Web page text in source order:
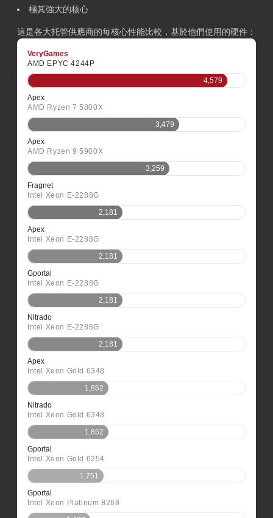
極其強大的核心
這是各大托管供應商的每核心性能比較，基於他們使用的硬件：
VeryGames
AMD EPYC 4244P
4,579
Apex
AMD Ryzen 7 5800X
3,479
Apex
AMD Ryzen 9 5900X
3,259
Fragnet
Intel Xeon E-2288G
2,181
Apex
Intel Xeon E-2288G
2,181
Gportal
Intel Xeon E-2288G
2,181
Nitrado
Intel Xeon E-2288G
2,181
Apex
Intel Xeon Gold 6348
1,852
Nitrado
Intel Xeon Gold 6348
1,852
Gportal
Intel Xeon Gold 6254
1,751
Gportal
Intel Xeon Platinum 8268